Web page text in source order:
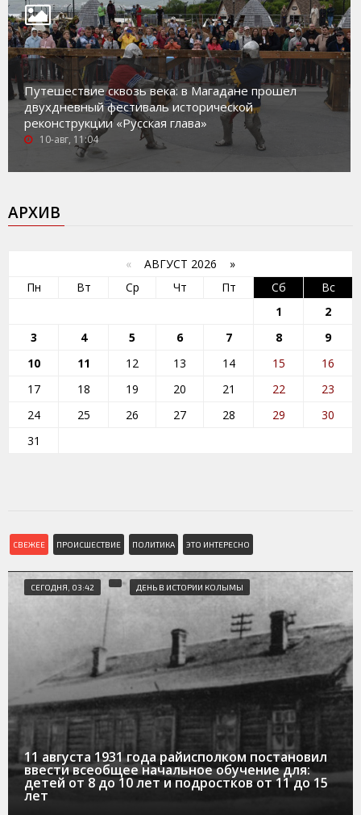
Путешествие сквозь века: в Магадане прошел
двухдневный фестиваль исторической
реконструкции «Русская глава»
10-авг, 11:04
АРХИВ
« АВГУСТ 2026 »
Пн
Вт Ср Чт Пт Сб
Вс
1
2
3
4 5 6 7 8
9
10
11 12 13 14 15
16
17
18 19 20 21 22
23
24
25 26 27 28 29
30
31
СВЕЖЕЕ ПРОИСШЕСТВИЕ ПОЛИТИКА ЭТО ИНТЕРЕСНО
СЕГОДНЯ, 03:42 ДЕНЬ В ИСТОРИИ КОЛЫМЫ
11 августа 1931 года райисполком постановил
ввести всеобщее начальное обучение для:
детей от 8 до 10 лет и подростков от 11 до 15
лет